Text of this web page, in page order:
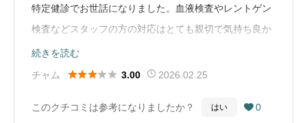
特定健診でお世話になりました。血液検査やレントゲン
検査などスタッフの方の対応はとても親切で気持ち良か
ったのです。ですが、最後の内科でのポッチャリの受付
事務の方の対応が冷たく事務的でした。患者さんが多く
た時くらいは正確でなくてもあとどのくらいとか云って
続きを読む
チャム
 3.00 2026.02.25
このクチコミは参考になりましたか？ はい  0